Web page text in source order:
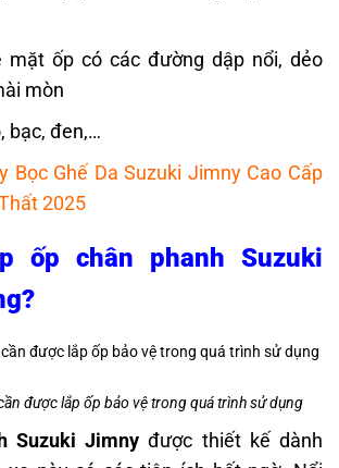
mặt ốp có các đường dập nổi, dẻo
mòn
bạc, đen,…
Bọc Ghế Da Suzuki Jimny Cao Cấp
2025
ốp chân phanh Suzuki
được lắp ốp bảo vệ trong quá trình sử dụng
Suzuki Jimnyđược thiết kế dành